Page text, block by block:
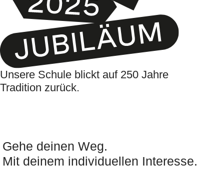
Unsere Schule blickt auf 250 Jahre
Tradition zurück.
Gehe deinen Weg.
Mit deinem individuellen Interesse.